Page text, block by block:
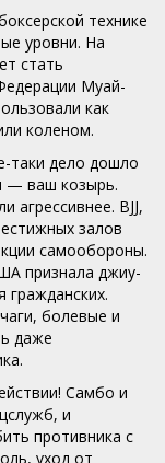
технике
уровни. На
стать
Муай-
как
коленом.
таки дело дошло
— ваш козырь.
агрессивнее. BJJ,
залов
самообороны.
признала джиу-
гражданских.
болевые и
даже
Самбо и
и
противника с
уход от